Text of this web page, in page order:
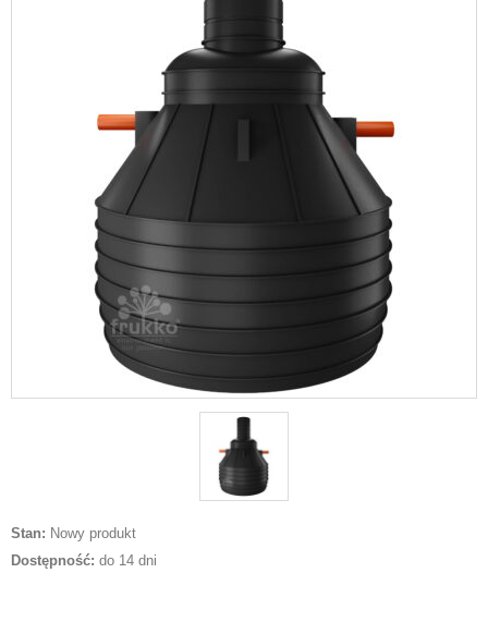
Stan: Nowy produkt
Dostępność: do 14 dni